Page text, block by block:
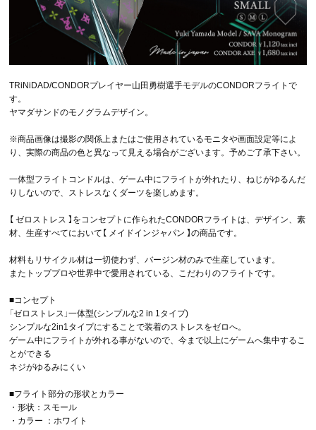
TRiNiDAD/CONDORプレイヤー山田勇樹選手モデルのCONDORフライトで
す。
ヤマダサンドのモノグラムデザイン。
※商品画像は撮影の関係上またはご使用されているモニタや画面設定等によ
り、実際の商品の色と異なって見える場合がございます。予めご了承下さい。
一体型フライトコンドルは、ゲーム中にフライトが外れたり、ねじがゆるんだ
りしないので、ストレスなくダーツを楽しめます。
【 ゼロストレス 】をコンセプトに作られたCONDORフライトは、デザイン、素
材、生産すべてにおいて【 メイドインジャパン 】の商品です。
材料もリサイクル材は一切使わず、バージン材のみで生産しています。
またトッププロや世界中で愛用されている、こだわりのフライトです。
■コンセプト
「ゼロストレス」一体型(シンプルな2 in 1タイプ)
シンプルな2in1タイプにすることで装着のストレスをゼロへ。
ゲーム中にフライトが外れる事がないので、今まで以上にゲームへ集中するこ
とができる
ネジがゆるみにくい
■フライト部分の形状とカラー
・形状：スモール
・カラー ：ホワイト